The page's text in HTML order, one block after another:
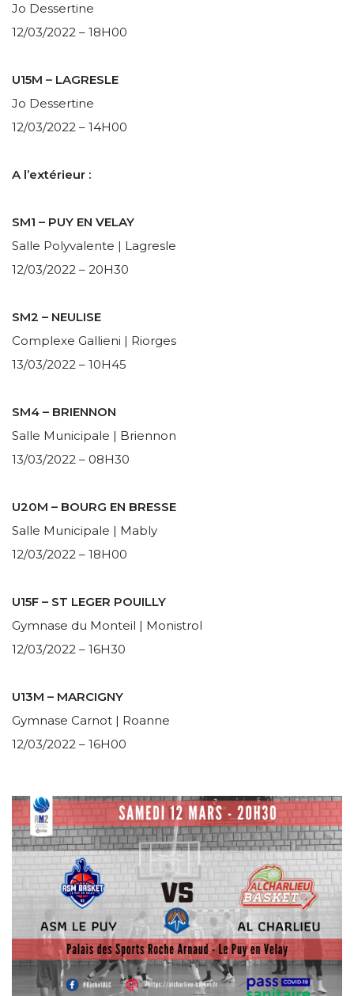
Jo Dessertine
12/03/2022 – 18H00
U15M – LAGRESLE
Jo Dessertine
12/03/2022 – 14H00
A l’extérieur :
SM1 – PUY EN VELAY
Salle Polyvalente | Lagresle
12/03/2022 – 20H30
SM2 – NEULISE
Complexe Gallieni | Riorges
13/03/2022 – 10H45
SM4 – BRIENNON
Salle Municipale | Briennon
13/03/2022 – 08H30
U20M – BOURG EN BRESSE
Salle Municipale | Mably
12/03/2022 – 18H00
U15F – ST LEGER POUILLY
Gymnase du Monteil | Monistrol
12/03/2022 – 16H30
U13M – MARCIGNY
Gymnase Carnot | Roanne
12/03/2022 – 16H00